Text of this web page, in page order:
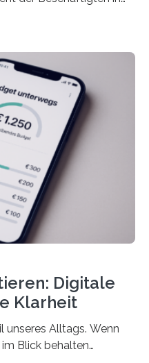
Anteil mit 72 Prozent
teurer geworden. Für
zumeist im Juni oder
wichtiger Faktor, um
leisten zu
Prozent noch nicht
in der
diesem…
Digitale
Klarheit
unseres Alltags. Wenn
Blick behalten